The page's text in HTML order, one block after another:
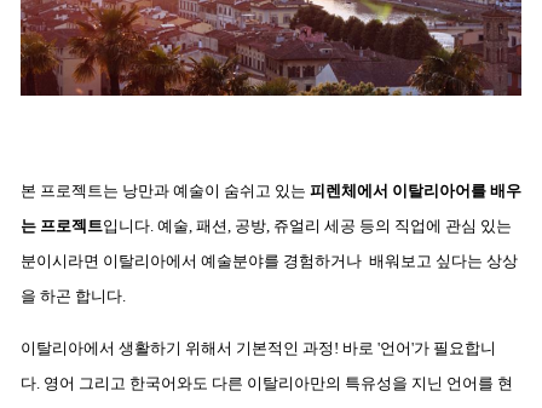
본 프로젝트는 낭만과 예술이 숨쉬고 있는 피렌체에서 이탈리아어를 배우
는 프로젝트입니다. 예술, 패션, 공방, 쥬얼리 세공 등의 직업에 관심 있는
분이시라면 이탈리아에서 예술분야를 경험하거나 배워보고 싶다는 상상
을 하곤 합니다.
이탈리아에서 생활하기 위해서 기본적인 과정! 바로 '언어'가 필요합니
다. 영어 그리고 한국어와도 다른 이탈리아만의 특유성을 지닌 언어를 현